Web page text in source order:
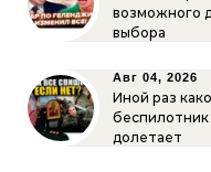
возможного
выбора
Авг 04, 2026
Иной раз
беспилотник
долетает